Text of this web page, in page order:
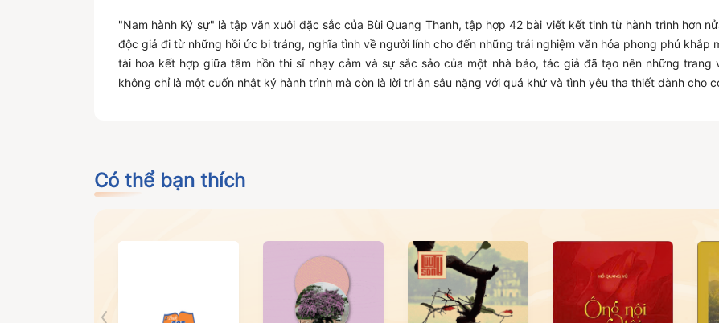
"Nam hành Ký sự" là tập văn xuôi đặc sắc của Bùi Quang Thanh, tập hợp 42 bài viết kết tinh từ hành trình hơn
độc giả đi từ những hồi ức bi tráng, nghĩa tình về người lính cho đến những trải nghiệm văn hóa phong phú khắp
tài hoa kết hợp giữa tâm hồn thi sĩ nhạy cảm và sự sắc sảo của một nhà báo, tác giả đã tạo nên những trang
không chỉ là một cuốn nhật ký hành trình mà còn là lời tri ân sâu nặng với quá khứ và tình yêu tha thiết dành cho
Có thể bạn thích